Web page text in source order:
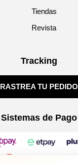
Tiendas
Revista
Tracking
RASTREA TU PEDIDO
Sistemas de Pago